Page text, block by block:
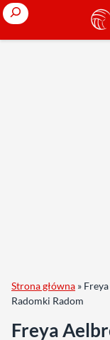
Search
Strona główna »
Radomki Radom
Freya